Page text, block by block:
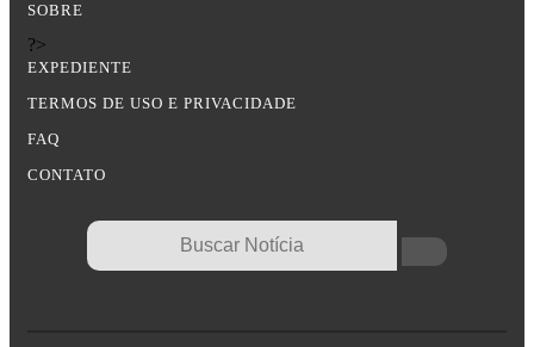
SOBRE
?>
EXPEDIENTE
TERMOS DE USO E PRIVACIDADE
FAQ
CONTATO